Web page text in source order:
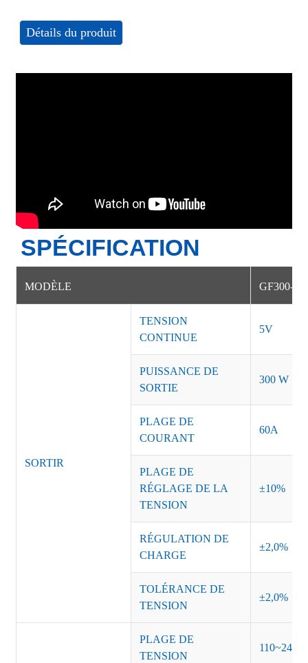
Détails du produit
SPÉCIFICATION
MODÈLE GF300-
SORTIR
TENSION
CONTINUE
5V
PUISSANCE DE
SORTIE
300 W
PLAGE DE
COURANT
60A
PLAGE DE
RÉGLAGE DE LA
TENSION
±10%
RÉGULATION DE
CHARGE
±2,0%
TOLÉRANCE DE
TENSION
±2,0%
PLAGE DE
TENSION
110~240